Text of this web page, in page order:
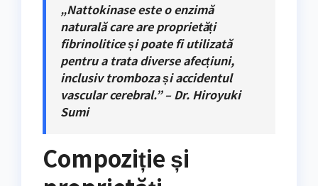
„Nattokinase este o enzimă
naturală care are proprietăți
fibrinolitice și poate fi utilizată
pentru a trata diverse afecțiuni,
inclusiv tromboza și accidentul
vascular cerebral.” – Dr. Hiroyuki
Sumi
Compoziție și